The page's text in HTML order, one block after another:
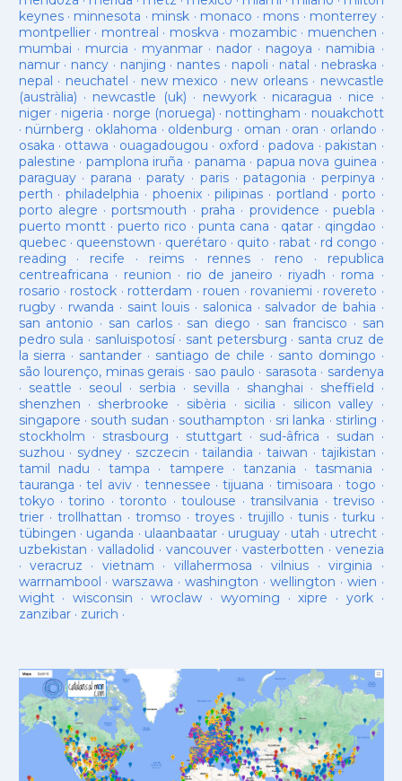
keynes· minnesota · minsk · monaco · mons · monterrey ·
montpellier· montreal · moskva · mozambic· muenchen ·
mumbai · murcia · myanmar· nador · nagoya · namibia ·
namur· nancy · nanjing · nantes · napoli · natal · nebraska ·
nepal · neuchatel · new mexico · new orleans· newcastle
(austràlia) · newcastle (uk) · newyork· nicaragua · nice ·
niger· nigeria · norge (noruega) · nottingham · nouakchott
· nürnberg · oklahoma · oldenburg · oman · oran · orlando ·
osaka · ottawa · ouagadougou · oxford ·padova ·pakistan ·
palestine · pamplona iruña · panama · papua nova guinea ·
paraguay· parana ·paraty · paris·patagonia · perpinya ·
perth ·philadelphia · phoenix·pilipinas ·portland · porto ·
porto alegre ·portsmouth ·praha · providence ·puebla ·
puerto montt· puerto rico ·punta cana · qatar · qingdao ·
quebec· queenstown · querétaro · quito · rabat · rd congo ·
reading · recife · reims· rennes · reno · republica
centreafricana · reunion · rio de janeiro · riyadh · roma ·
rosario · rostock · rotterdam · rouen · rovaniemi · rovereto ·
rugby· rwanda · saint louis · salonica · salvador de bahia ·
san antonio · san carlos· san diego · san francisco · san
pedro sula · sanluispotosí· sant petersburg · santa cruz de
la sierra · santander · santiago de chile · santo domingo ·
são lourenço, minas gerais · sao paulo · sarasota · sardenya
· seattle · seoul · serbia · sevilla · shanghai · sheffield ·
shenzhen · sherbrooke · sibèria · sicilia · silicon valley ·
singapore · south sudan · southampton · sri lanka · stirling ·
stockholm · strasbourg · stuttgart· sud-âfrica · sudan ·
suzhou · sydney · szczecin ·tailandia ·taiwan · tajikistan ·
tamil nadu ·tampa · tampere · tanzania ·tasmania ·
tauranga ·tel aviv· tennessee ·tijuana ·timisoara ·togo ·
tokyo ·torino ·toronto ·toulouse ·transilvania ·treviso ·
trier· trollhattan · tromso · troyes·trujillo ·tunis ·turku ·
tübingen · uganda · ulaanbaatar · uruguay · utah · utrecht ·
uzbekistan · valladolid · vancouver· vasterbotten · venezia
· veracruz · vietnam · villahermosa ·vilnius ·virginia ·
warrnambool ·warszawa ·washington · wellington · wien ·
wight· wisconsin ·wroclaw · wyoming ·xipre · york·
zanzibar· zurich ·